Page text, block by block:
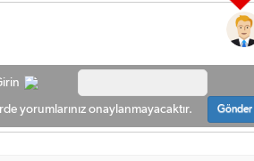
yorumlarınız onaylanmayacaktır. Gönder